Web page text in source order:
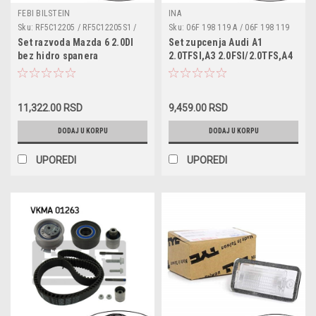
FEBI BILSTEIN
Sku: RF5C12205 / RF5C12205S1 /
RF5C12205A / RF5C12205AS1 /
RF5C12205A9A / RF5C12205A9AS1
/ 038906088D / 46414183 /
60809752 / 60811372 / 7639243 /
/ KTB537
Set razvoda Mazda 6 2.0DI
bez hidro spanera
11,322.00 RSD
DODAJ U KORPU
UPOREDI
INA
Sku: 06F 198 119 A / 06F 198 119
B / 06F198119A / 06F198119B /
530044510 / VKMA01222 /
CT1088K1 / KTB614
Set zupcenja Audi A1
2.0TFSI,A3 2.0FSI/2.0TFS,A4
2.0TFSI,A6 2.0TFSI,Audi TT
2.0FSI/2.0TFS,Exeo
2.0TFSI,Leon 2.0TFSI,Toledo
III 2.0TFSI/2.0FSI,Skoda
EOS 2.0TFSI/2.0FSI,Golf V
9,459.00 RSD
DODAJ U KORPU
UPOREDI